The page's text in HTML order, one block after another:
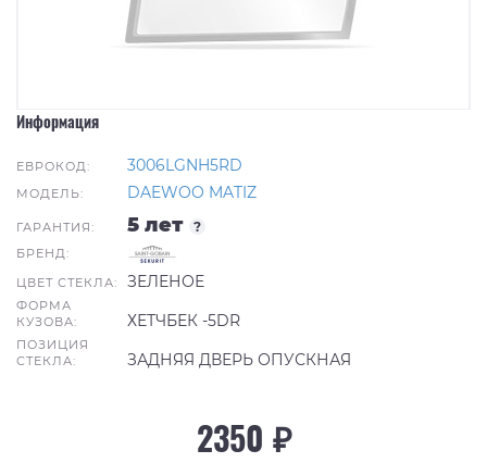
Информация
ЕВРОКОД: 3006LGNH5RD
МОДЕЛЬ: DAEWOO MATIZ
ГАРАНТИЯ: 5 лет ?
БРЕНД:
ЦВЕТ СТЕКЛА:
ЗЕЛЕНОЕ
ФОРМА
КУЗОВА:
ХЕТЧБЕК -5DR
ПОЗИЦИЯ
СТЕКЛА:
ЗАДНЯЯ ДВЕРЬ ОПУСКНАЯ
2350 ₽